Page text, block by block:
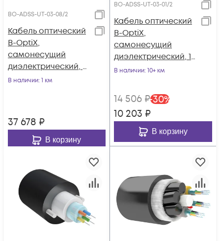
BO-ADSS-UT-03-08/2
Кабель оптический
B-OptiX,
самонесущий
диэлектрический, 8
волокон, 3.0кН, FRP
В наличии: 1 км
37 678 ₽
В корзину
BO-ADSS-UT-03-01/2
Кабель оптический
B-OptiX,
самонесущий
диэлектрический, 1
волокно, 3.0кН, FRP
В наличии: 10+ км
14 506 ₽-30%
10 203 ₽
В корзину